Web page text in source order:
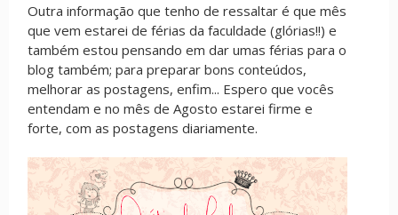
Outra informação que tenho de ressaltar é que mês
que vem estarei de férias da faculdade (glórias!!) e
também estou pensando em dar umas férias para o
blog também; para preparar bons conteúdos,
melhorar as postagens, enfim... Espero que vocês
entendam e no mês de Agosto estarei firme e
forte, com as postagens diariamente.